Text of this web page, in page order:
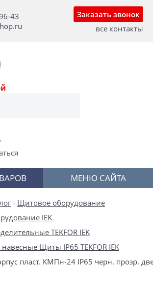
43
Заказать звонок
все контакты
МЕНЮ САЙТА
Щитовое оборудование
IEK
TEKFOR IEK
Щиты IP65 TEKFOR IEK
пласт. КМПн-24 IP65 черн. прозр.